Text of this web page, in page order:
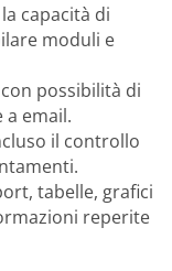
capacità di
moduli e
possibilità di
a email.
il controllo
tabelle, grafici
reperite